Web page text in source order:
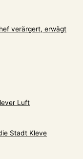
verärgert, erwägt
Luft
Stadt Kleve